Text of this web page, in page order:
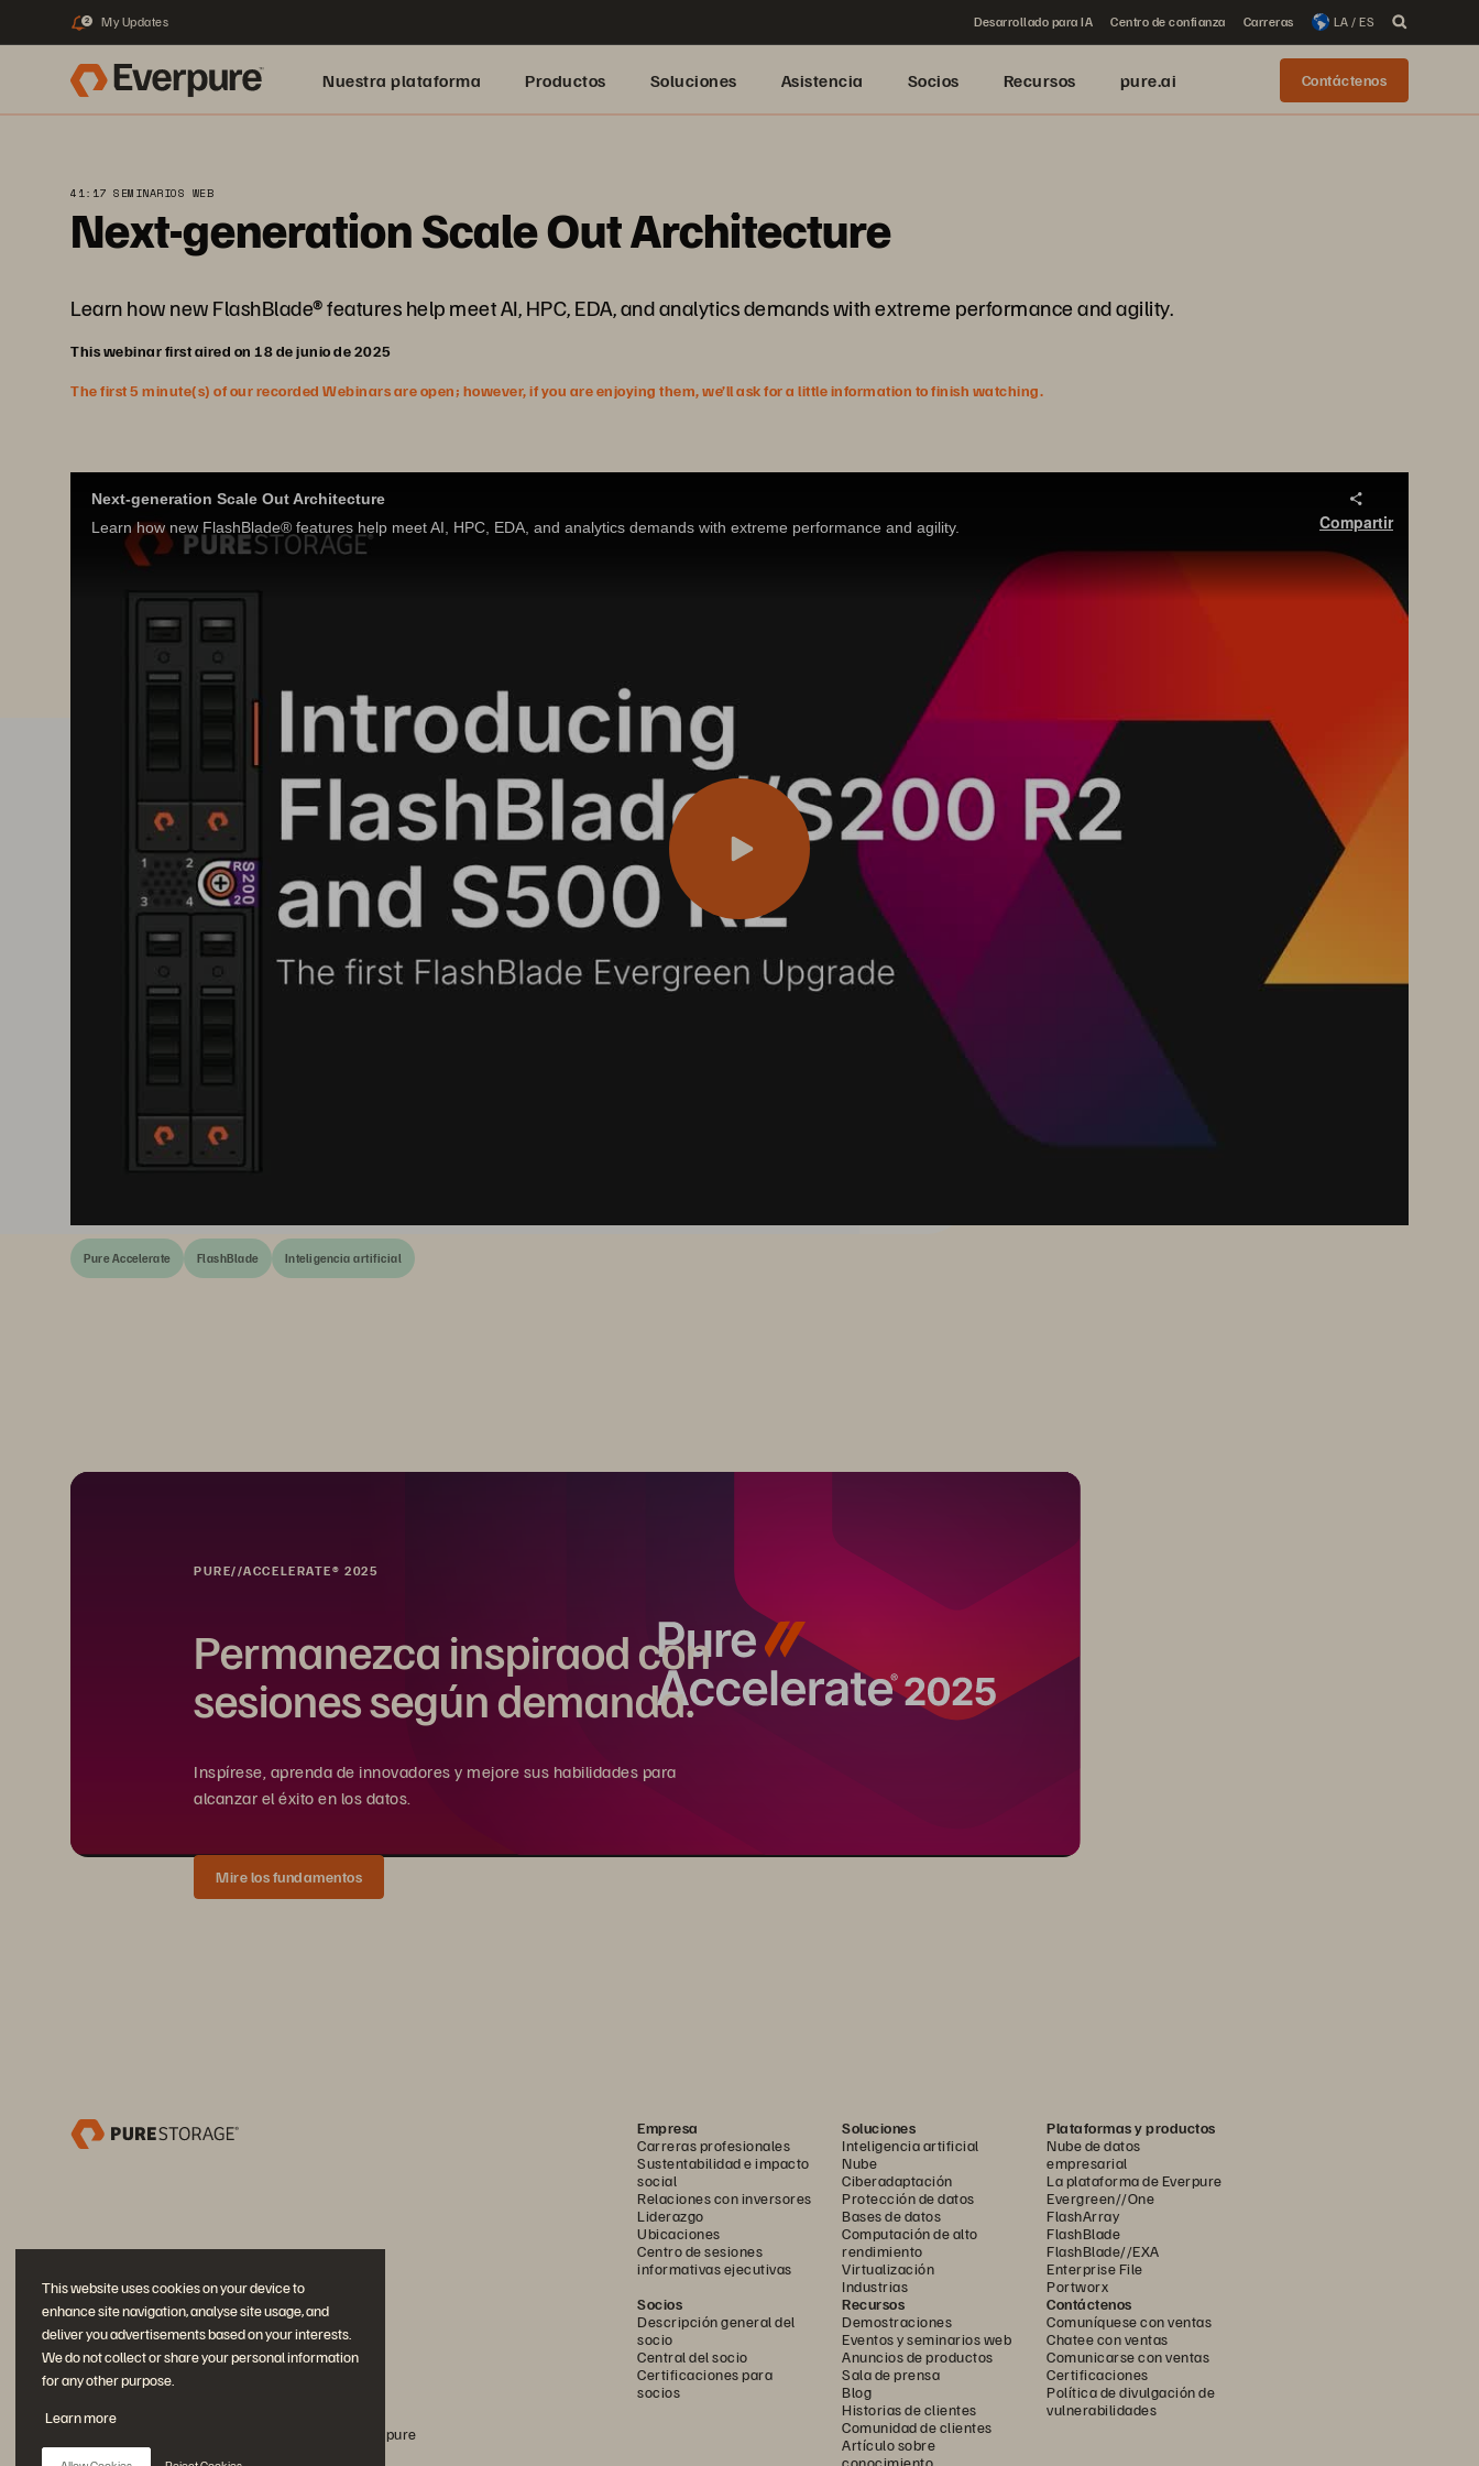
This website uses cookies on your device to
enhance site navigation, analyse site usage, and
deliver you advertisements based on your interests.
We do not collect or share your personal information
for any other purpose.
Learn more
2 My Updates Desarrollado para IA Centro de confianza Carreras LA / ES
Nuestra plataforma Productos Soluciones Asistencia Socios Recursos pure.ai Contáctenos
41:17 SEMINARIOS WEB
Next-generation Scale Out Architecture
Learn how new FlashBlade® features help meet AI, HPC, EDA, and analytics demands with extreme performance and agility.
This webinar first aired on 18 de junio de 2025
The first 5 minute(s) of our recorded Webinars are open; however, if you are enjoying them, we’ll ask for a little information to finish watching.
Next-generation Scale Out Architecture
Learn how new FlashBlade® features help meet AI, HPC, EDA, and analytics demands with extreme performance and agility.
Compartir
Pure Accelerate FlashBlade Inteligencia artificial
PURE//ACCELERATE® 2025
Permanezca inspiraod con
sesiones según demanda.
Inspírese, aprenda de innovadores y mejore sus habilidades para
alcanzar el éxito en los datos.
Mire los fundamentos
Empresa
Carreras profesionales
Sustentabilidad e impacto
social
Relaciones con inversores
Liderazgo
Ubicaciones
Centro de sesiones
informativas ejecutivas
Soluciones
Inteligencia artificial
Nube
Ciberadaptación
Protección de datos
Bases de datos
Computación de alto
rendimiento
Virtualización
Industrias
Plataformas y productos
Nube de datos
empresarial
La plataforma de Everpure
Evergreen//One
FlashArray
FlashBlade
FlashBlade//EXA
Enterprise File
Portworx
Socios
Descripción general del
socio
Central del socio
Certificaciones para
socios
Recursos
Demostraciones
Eventos y seminarios web
Anuncios de productos
Sala de prensa
Blog
Historias de clientes
Comunidad de clientes
Artículo sobre
conocimiento
Contáctenos
Comuníquese con ventas
Chatee con ventas
Comunicarse con ventas
Certificaciones
Política de divulgación de
vulnerabilidades
Únase a la conversación
Siga todos los canales sociales oficiales de Everpure